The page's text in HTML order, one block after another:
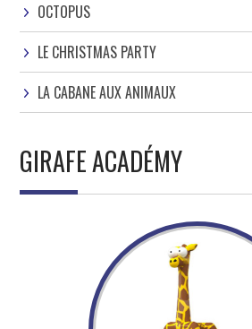
OCTOPUS
LE CHRISTMAS PARTY
LA CABANE AUX ANIMAUX
GIRAFE ACADÉMY